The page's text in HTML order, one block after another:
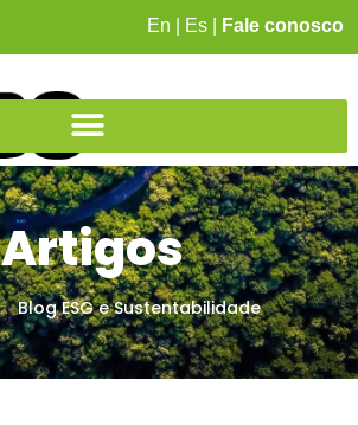
En Es Fale conosco
Artigos
Blog ESG e Sustentabilidade